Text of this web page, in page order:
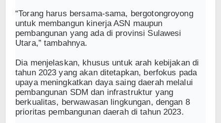
“Torang harus bersama-sama, bergotongroyong
untuk membangun kinerja ASN maupun
pembangunan yang ada di provinsi Sulawesi
Utara,” tambahnya.
Dia menjelaskan, khusus untuk arah kebijakan di
tahun 2023 yang akan ditetapkan, berfokus pada
upaya meningkatkan daya saing daerah melalui
pembangunan SDM dan infrastruktur yang
berkualitas, berwawasan lingkungan, dengan 8
prioritas pembangunan daerah di tahun 2023.